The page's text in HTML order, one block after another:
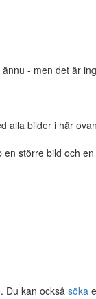
- men det är
alla bilder i här
större bild och
Du kan också söka